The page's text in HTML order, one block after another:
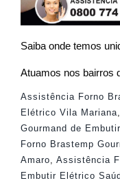
Saiba onde temos
Atuamos nos bairros
Assistência Forno
Elétrico Vila Mariana
Gourmand de
Forno Brastemp
Amaro
Assistência
Embutir Elétrico